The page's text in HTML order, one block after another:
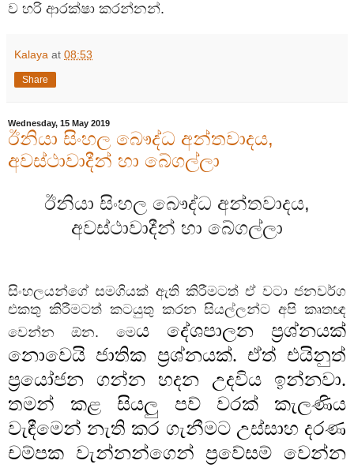
ව හරි ආරක්ෂා කරන්නන්.
Kalaya at 08:53
Share
Wednesday, 15 May 2019
ඊනියා සිංහල බෞද්ධ අන්තවාදය,
අවස්ථාවාදීන් හා බේගල්ලා
ඊනියා සිංහල බෞද්ධ අන්තවාදය,
අවස්ථාවාදීන් හා බේගල්ලා
සිංහලයන්ගේ සමගියක් ඇති කිරීමටත් ඒ වටා ජනවර්ග
එකතු කිරීමටත් කටයුතු කරන සියල්ලන්ට අපි කෘතඥ
වෙන්න ඕන. මෙය දේශපාලන ප්‍රශ්නයක්
නොවෙයි ජාතික ප්‍රශ්නයක්. ඒත් එයිනුත්
ප්‍රයෝජන ගන්න හදන උදවිය ඉන්නවා.
තමන් කළ සියලු පව් වරක් කැලණිය
වැඳීමෙන් නැති කර ගැනීමට උස්සාහ දරණ
චම්පක වැන්නන්ගෙන් ප්‍රවේසම් වෙන්න